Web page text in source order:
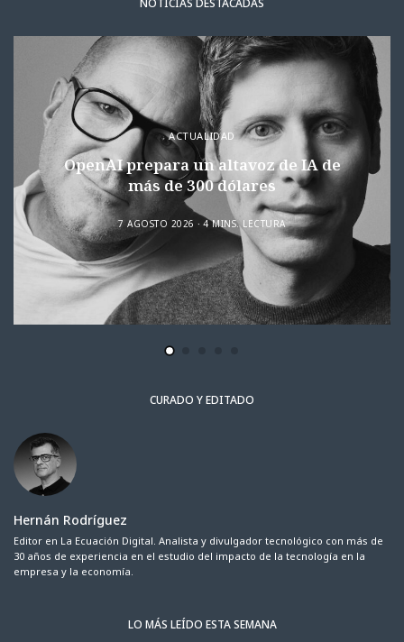
NOTICIAS DESTACADAS
ACTUALIDAD
OpenAI prepara un altavoz de IA de
más de 300 dólares
7 AGOSTO 2026 4 MINS. LECTURA
CURADO Y EDITADO
Hernán Rodríguez
Editor en La Ecuación Digital. Analista y divulgador tecnológico con más de
30 años de experiencia en el estudio del impacto de la tecnología en la
empresa y la economía.
LO MÁS LEÍDO ESTA SEMANA